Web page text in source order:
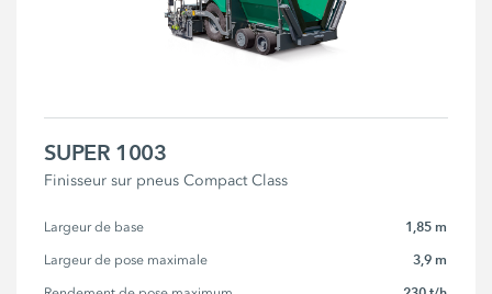
SUPER 1003
Finisseur sur pneus Compact Class
Largeur de base 1,85 m
Largeur de pose maximale 3,9 m